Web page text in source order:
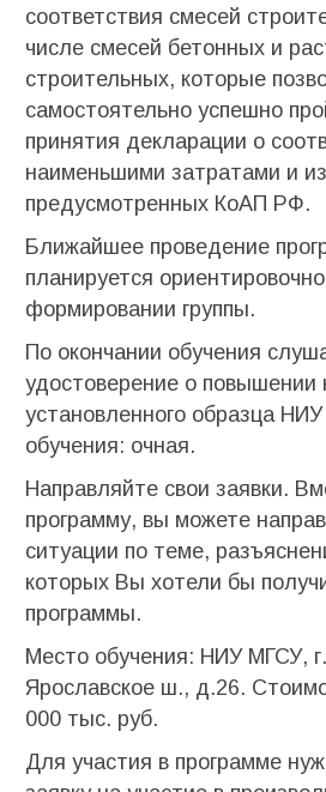
соответствия смесей
числе смесей бетонных и
строительных, которые
самостоятельно успешно
принятия декларации о
наименьшими затратами и
предусмотренных КоАП РФ.
Ближайшее проведение
планируется
формировании группы.
По окончании обучения
удостоверение о повышении
установленного образца
обучения: очная.
Направляйте свои заявки.
программу, вы можете
ситуации по теме,
которых Вы хотели бы
программы.
Место обучения: НИУ МГСУ,
Ярославское ш., д.26.
000 тыс. руб.
Для участия в программе